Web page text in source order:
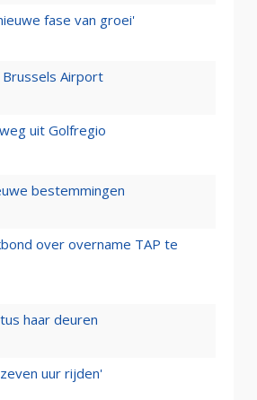
fase van groei'
Airport
uit Golfregio
bestemmingen
over overname TAP te
haar deuren
uur rijden'